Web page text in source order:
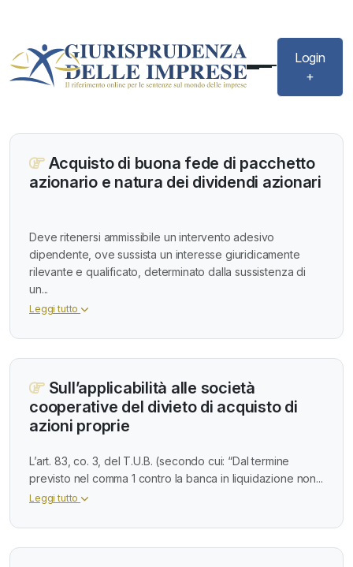
Login
+
Acquisto di buona fede di pacchetto
azionario e natura dei dividendi azionari
Deve ritenersi ammissibile un intervento adesivo
dipendente, ove sussista un interesse giuridicamente
rilevante e qualificato, determinato dalla sussistenza di
un...
Leggi tutto
Sull’applicabilità alle società
cooperative del divieto di acquisto di
azioni proprie
L’art. 83, co. 3, del T.U.B. (secondo cui: “Dal termine
previsto nel comma 1 contro la banca in liquidazione non...
Leggi tutto